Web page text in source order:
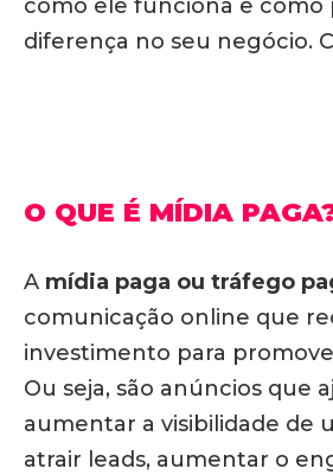
como ele funciona e como
diferença no seu negócio.
O QUE É MÍDIA
A mídia paga ou tráfego
comunicação online que
investimento para
Ou seja, são anúncios que
aumentar a visibilidade de
atrair leads, aumentar o